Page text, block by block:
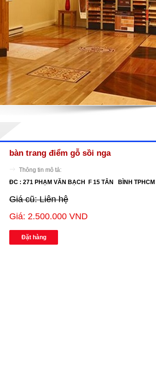
bàn trang điểm gỗ sồi nga
Thông tin mô tả:
ĐC : 271 PHẠM VĂN BẠCH F 15 TÂN BÌNH TPHCM
Giá cũ: Liên hệ
Giá: 2.500.000 VND
Đặt hàng